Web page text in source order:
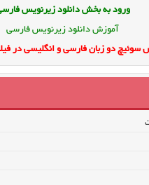
ورود به بخش دانلود زیرنویس
آموزش دانلود زیرنویس فارسی
سوئیچ دو زبان فارسی و انگلیسی در